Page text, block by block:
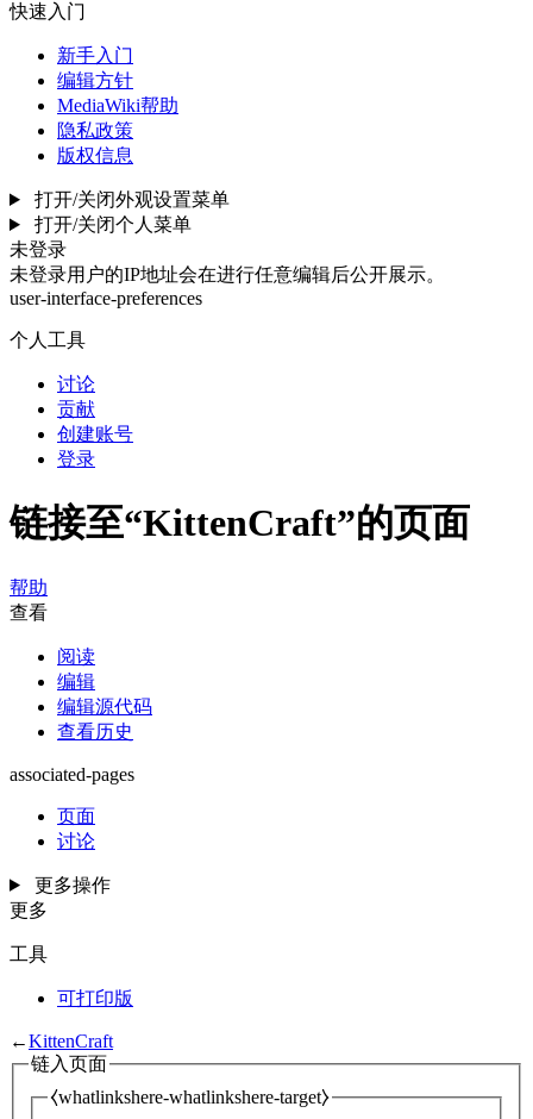
快速入门
新手入门
编辑方针
MediaWiki帮助
隐私政策
版权信息
打开/关闭外观设置菜单
打开/关闭个人菜单
未登录
未登录用户的IP地址会在进行任意编辑后公开展示。
user-interface-preferences
个人工具
讨论
贡献
创建账号
登录
链接至“KittenCraft”的页面
帮助
查看
阅读
编辑
编辑源代码
查看历史
associated-pages
页面
讨论
更多操作
更多
工具
可打印版
←KittenCraft
链入页面
⧼whatlinkshere-whatlinkshere-target⧽